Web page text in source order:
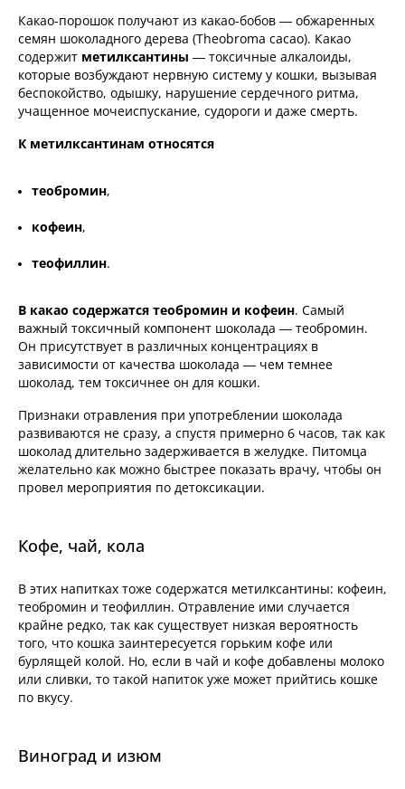
Какао-порошок получают из какао-бобов — обжаренных
семян шоколадного дерева (Theobroma cacao). Какао
содержит метилксантины — токсичные алкалоиды,
которые возбуждают нервную систему у кошки, вызывая
беспокойство, одышку, нарушение сердечного ритма,
учащенное мочеиспускание, судороги и даже смерть.
К метилксантинам относятся
теобромин,
кофеин,
теофиллин.
В какао содержатся теобромин и кофеин. Самый
важный токсичный компонент шоколада — теобромин.
Он присутствует в различных концентрациях в
зависимости от качества шоколада — чем темнее
шоколад, тем токсичнее он для кошки.
Признаки отравления при употреблении шоколада
развиваются не сразу, а спустя примерно 6 часов, так как
шоколад длительно задерживается в желудке. Питомца
желательно как можно быстрее показать врачу, чтобы он
провел мероприятия по детоксикации.
Кофе, чай, кола
В этих напитках тоже содержатся метилксантины: кофеин,
теобромин и теофиллин. Отравление ими случается
крайне редко, так как существует низкая вероятность
того, что кошка заинтересуется горьким кофе или
бурлящей колой. Но, если в чай и кофе добавлены молоко
или сливки, то такой напиток уже может прийтись кошке
по вкусу.
Виноград и изюм